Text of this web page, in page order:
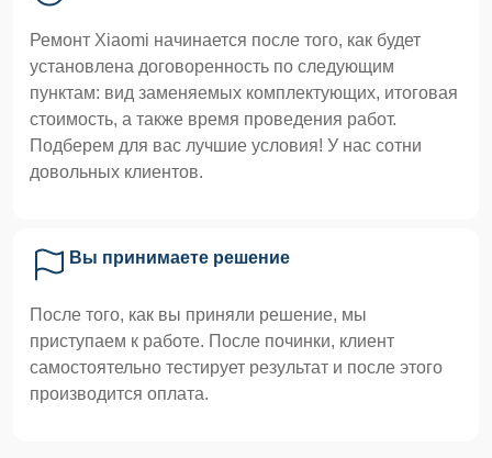
Ремонт Xiaomi начинается после того, как будет
установлена договоренность по следующим
пунктам: вид заменяемых комплектующих, итоговая
стоимость, а также время проведения работ.
Подберем для вас лучшие условия! У нас сотни
довольных клиентов.
Вы принимаете решение
После того, как вы приняли решение, мы
приступаем к работе. После починки, клиент
самостоятельно тестирует результат и после этого
производится оплата.